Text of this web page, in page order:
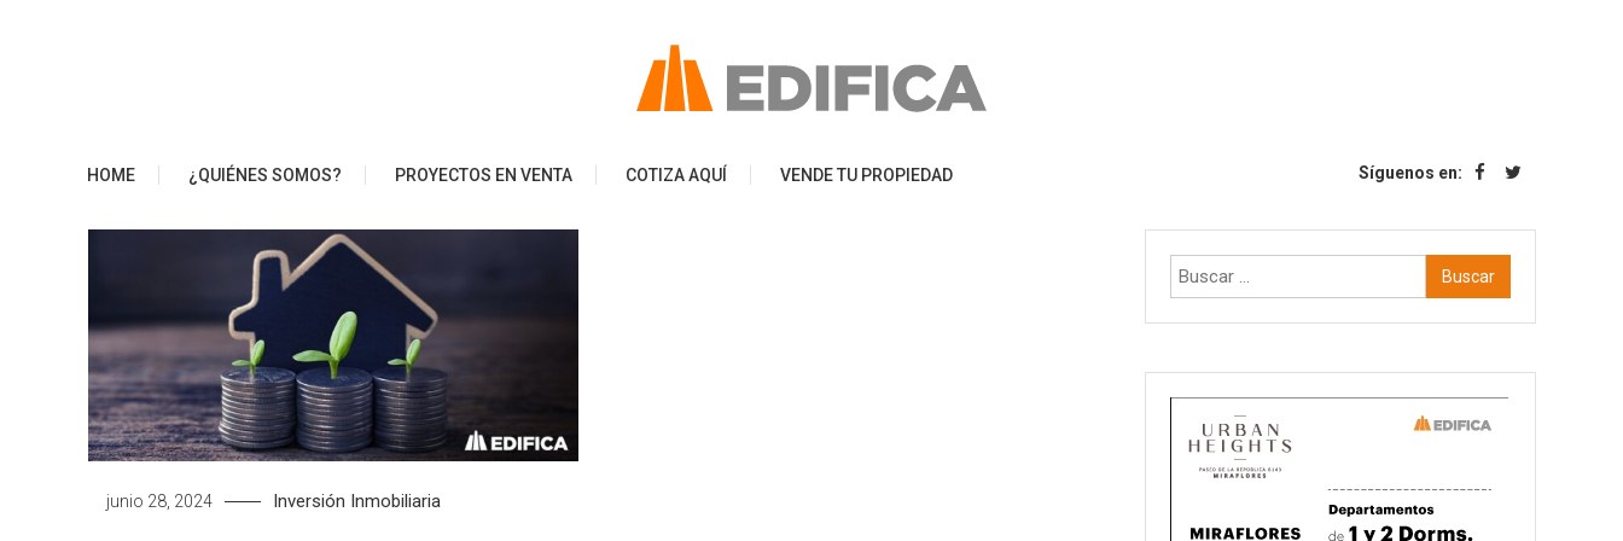
Blog Edifica
HOME ¿QUIÉNES SOMOS? PROYECTOS EN VENTA COTIZA AQUÍ VENDE TU PROPIEDAD Síguenos en:
junio 28, 2024 Inversión Inmobiliaria
Buscar: